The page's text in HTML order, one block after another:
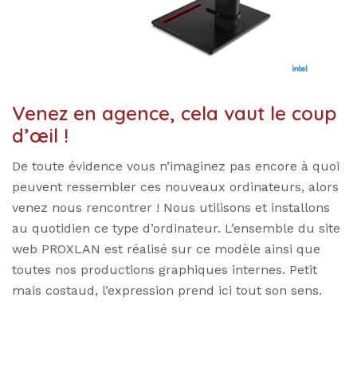
Venez en agence, cela vaut le coup
d’œil !
De toute évidence vous n’imaginez pas encore à quoi
peuvent ressembler ces nouveaux ordinateurs, alors
venez nous rencontrer ! Nous utilisons et installons
au quotidien ce type d’ordinateur. L’ensemble du site
web PROXLAN est réalisé sur ce modèle ainsi que
toutes nos productions graphiques internes. Petit
mais costaud, l’expression prend ici tout son sens.